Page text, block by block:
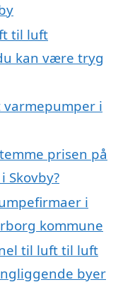
til luft
kan være tryg
i
prisen på
i
kommune
til luft til luft
byer